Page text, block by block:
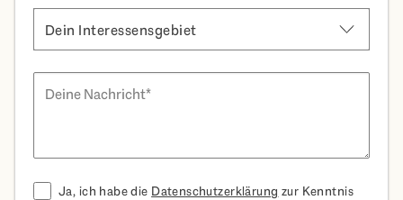
Dein Interessensgebiet
Dein Interessensgebiet
Ja, ich habe die Datenschutzerklärung zur Kenntnis